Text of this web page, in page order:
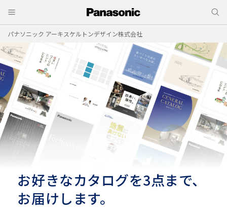
パナソニック アーキスケルトンデザイン株式会社
お好きなカタログを3点まで、
お届けします。